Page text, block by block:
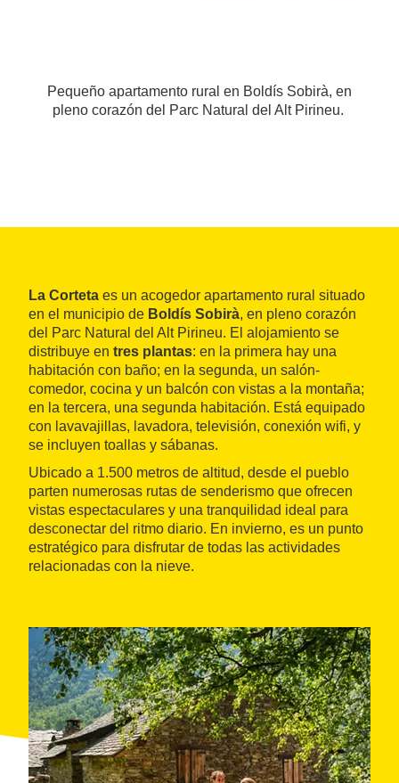
Pequeño apartamento rural en Boldís Sobirà, en
pleno corazón del Parc Natural del Alt Pirineu.
La Corteta es un acogedor apartamento rural situado
en el municipio de Boldís Sobirà, en pleno corazón
del Parc Natural del Alt Pirineu. El alojamiento se
distribuye en tres plantas: en la primera hay una
habitación con baño; en la segunda, un salón-
comedor, cocina y un balcón con vistas a la montaña;
en la tercera, una segunda habitación. Está equipado
con lavavajillas, lavadora, televisión, conexión wifi, y
se incluyen toallas y sábanas.
Ubicado a 1.500 metros de altitud, desde el pueblo
parten numerosas rutas de senderismo que ofrecen
vistas espectaculares y una tranquilidad ideal para
desconectar del ritmo diario. En invierno, es un punto
estratégico para disfrutar de todas las actividades
relacionadas con la nieve.